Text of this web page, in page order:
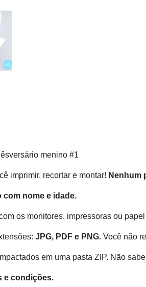
menino #1
imprimir, recortar e montar! Nenhum
nome e idade.
os monitores, impressoras ou
JPG, PDF e PNG. Você não
em uma pasta ZIP. Não
e condições.